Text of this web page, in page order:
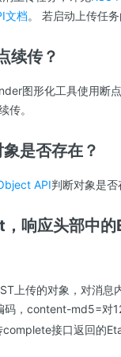
文档。 若启动上传任
续传？
图形化工具使用断
传。
是否存在？
API判断对象是否
响应头部中的
上传的对象，对消
码，content-md5=对
接口返回的